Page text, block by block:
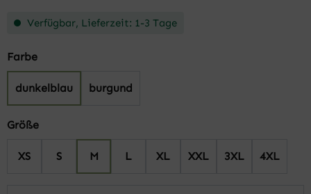
Verfügbar, Lieferzeit: 1-3 Tage
Farbeauswählen
dunkelblau burgund
Größeauswählen
XS S M L XL XXL 3XL 4XL